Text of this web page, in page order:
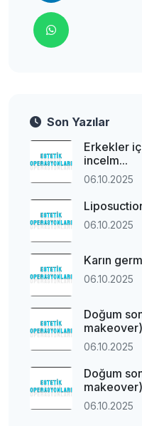
Son Yazılar
Erkekler
incelm...
06.10.2025
06.10.2025
Karın
06.10.2025
Doğum
06.10.2025
Doğum
06.10.2025